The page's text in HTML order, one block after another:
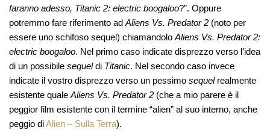
faranno adesso, Titanic 2: electric boogaloo?”. Oppure
potremmo fare riferimento ad Aliens Vs. Predator 2 (noto per
essere uno schifoso sequel) chiamandolo Aliens Vs. Predator 2:
electric boogaloo. Nel primo caso indicate disprezzo verso l’idea
di un possibile sequeldi Titanic. Nel secondo caso invece
indicate il vostro disprezzo verso un pessimo sequelrealmente
esistente quale Aliens Vs. Predator 2 (che a mio parere è il
peggior film esistente con il termine “alien” al suo interno, anche
peggio diAlien – Sulla Terra).